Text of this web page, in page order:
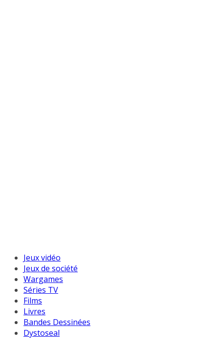
Jeux vidéo
Jeux de société
Wargames
Séries TV
Films
Livres
Bandes Dessinées
Dystoseal